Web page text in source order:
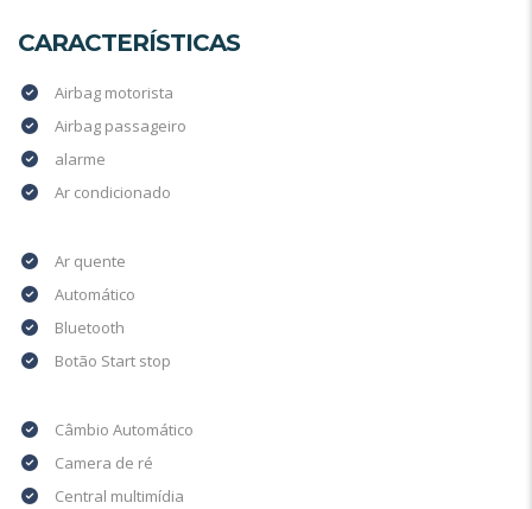
CARACTERÍSTICAS
Airbag motorista
Airbag passageiro
alarme
Ar condicionado
Ar quente
Automático
Bluetooth
Botão Start stop
Câmbio Automático
Camera de ré
Central multimídia